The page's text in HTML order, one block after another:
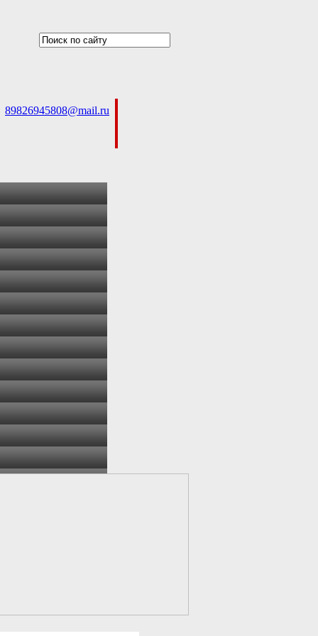
89826945808@mail.ru